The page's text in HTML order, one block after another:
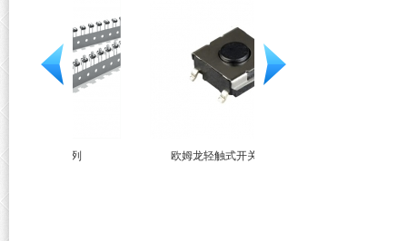
欧姆龙轻触式开关 B3FS-1